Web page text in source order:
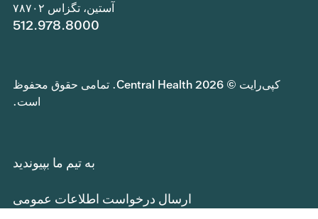
آستین، تگزاس ۷۸۷۰۲
512.978.8000
کپی‌رایت © 2026 Central Health. تمامی حقوق محفوظ
است.
به تیم ما بپیوندید
ارسال درخواست اطلاعات عمومی